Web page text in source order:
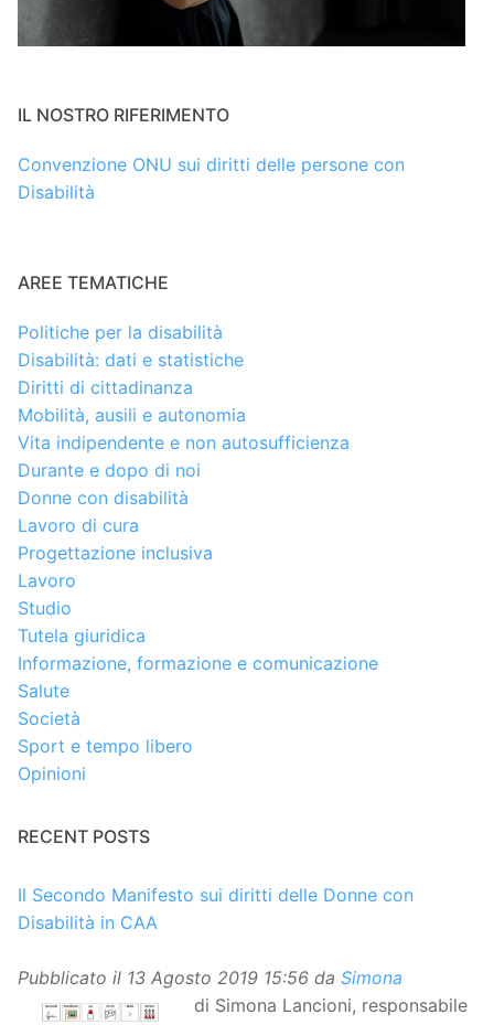
IL NOSTRO RIFERIMENTO
Convenzione ONU sui diritti delle persone con
Disabilità
AREE TEMATICHE
Politiche per la disabilità
Disabilità: dati e statistiche
Diritti di cittadinanza
Mobilità, ausili e autonomia
Vita indipendente e non autosufficienza
Durante e dopo di noi
Donne con disabilità
Lavoro di cura
Progettazione inclusiva
Lavoro
Studio
Tutela giuridica
Informazione, formazione e comunicazione
Salute
Società
Sport e tempo libero
Opinioni
RECENT POSTS
Il Secondo Manifesto sui diritti delle Donne con
Disabilità in CAA
Pubblicato il 13 Agosto 2019 15:56 da Simona
di Simona Lancioni, responsabile